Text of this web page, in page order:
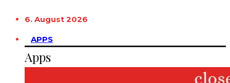
6. August 2026
APPS
Apps